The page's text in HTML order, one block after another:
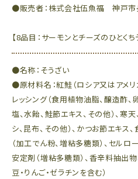
●販売者：株式会社伍魚福 神戸市
【8品目：サーモンとチーズのひとくち
●名称：そうざい
●原材料名：紅鮭（ロシア又はアメリ
レッシング（食用植物油脂、醸造酢、
塩、水飴、鮭節エキス、その他）、寒
シ、昆布、その他）、かつお節エキス
（加工でん粉、増粘多糖類）、セルロ
安定剤（増粘多糖類）、香辛料抽出物
豆・りんご・ゼラチンを含む）